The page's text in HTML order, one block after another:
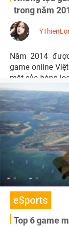
trong năm
Năm 2014
game online
mặt của hàng
eSports
Top 6 game